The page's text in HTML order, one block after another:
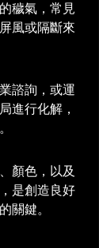
穢氣，常見
風或隔斷來
諮詢，或運
進行化解，
顏色，以及
是創造良好
關鍵。